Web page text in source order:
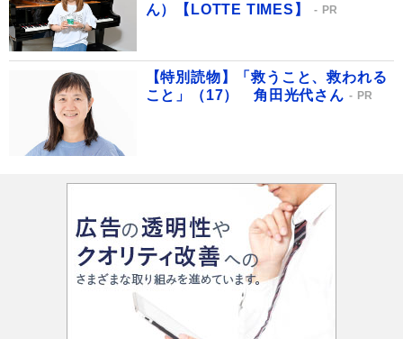
ん）【LOTTE TIMES】
PR
【特別読物】「救うこと、救われる
こと」（17） 角田光代さん
PR